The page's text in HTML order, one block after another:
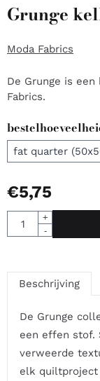
Grunge
Moda Fabrics
De Grunge is
Fabrics.
€5,75
Aantal
+
-
Beschrijving
De Grunge
een effen stof.
verweerde
elk quiltproject